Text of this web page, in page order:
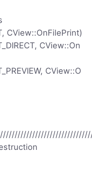
CView::OnFilePrint)
CView::On
CView::O